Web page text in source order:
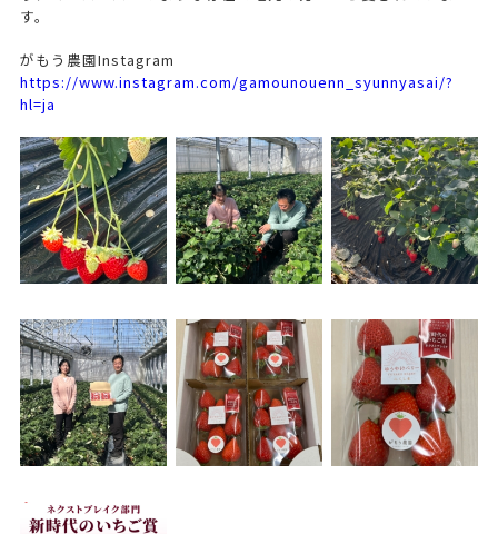
す。
がもう農園Instagram
https://www.instagram.com/gamounouenn_syunnyasai/?
hl=ja